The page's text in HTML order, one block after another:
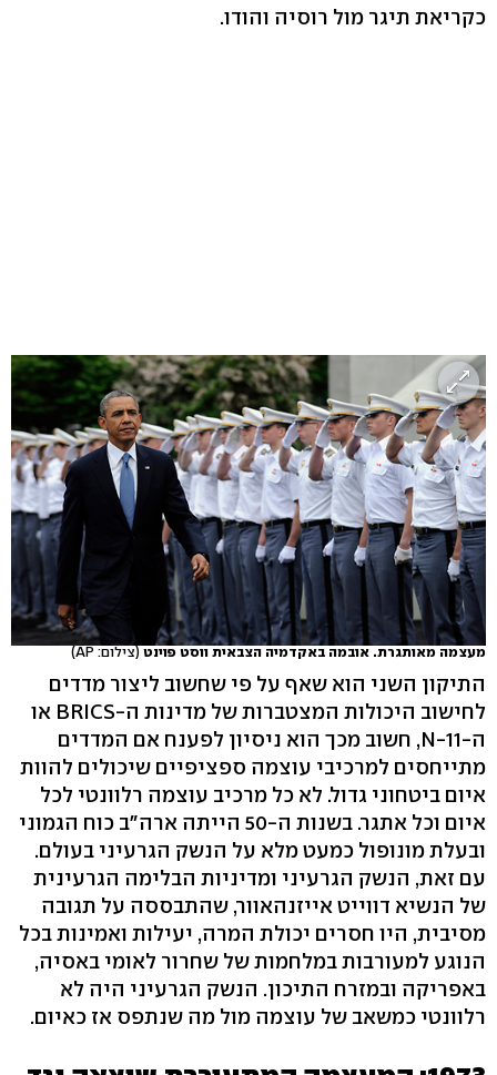
כקריאת תיגר מול רוסיה והודו.
מעצמה מאותגרת. אובמה באקדמיה הצבאית ווסט פוינט(צילום: AP)
התיקון השני הוא שאף על פי שחשוב ליצור מדדים
לחישוב היכולות המצטברות של מדינות ה-BRICS או
ה-N-11, חשוב מכך הוא ניסיון לפענח אם המדדים
מתייחסים למרכיבי עוצמה ספציפיים שיכולים להוות
איום ביטחוני גדול. לא כל מרכיב עוצמה רלוונטי לכל
איום וכל אתגר. בשנות ה-50 הייתה ארה"ב כוח הגמוני
ובעלת מונופול כמעט מלא על הנשק הגרעיני בעולם.
עם זאת, הנשק הגרעיני ומדיניות הבלימה הגרעינית
של הנשיא דווייט אייזנהאוור, שהתבססה על תגובה
מסיבית, היו חסרים יכולת המרה, יעילות ואמינות בכל
הנוגע למעורבות במלחמות של שחרור לאומי באסיה,
באפריקה ובמזרח התיכון. הנשק הגרעיני היה לא
רלוונטי כמשאב של עוצמה מול מה שנתפס אז כאיום.